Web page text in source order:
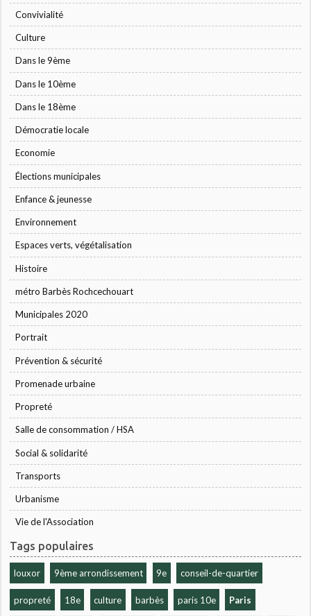
Convivialité
Culture
Dans le 9ème
Dans le 10ème
Dans le 18ème
Démocratie locale
Economie
Élections municipales
Enfance & jeunesse
Environnement
Espaces verts, végétalisation
Histoire
métro Barbès Rochcechouart
Municipales 2020
Portrait
Prévention & sécurité
Promenade urbaine
Propreté
Salle de consommation / HSA
Social & solidarité
Transports
Urbanisme
Vie de l'Association
Tags populaires
louxor 9ème arrondissement 9e conseil-de-quartier
propreté 18e culture barbès paris 10e Paris